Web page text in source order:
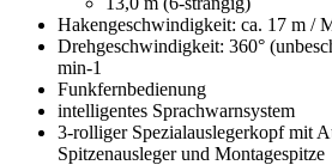
Hakengeschwindigkeit: ca. 17 m /
Drehgeschwindigkeit: 360°
min-1
Funkfernbedienung
intelligentes Sprachwarnsystem
3-rolliger Spezialauslegerkopf mit
Spitzenausleger und Montagespitze